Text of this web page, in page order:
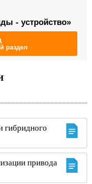
- устройство»
раздел
гибридного
привода